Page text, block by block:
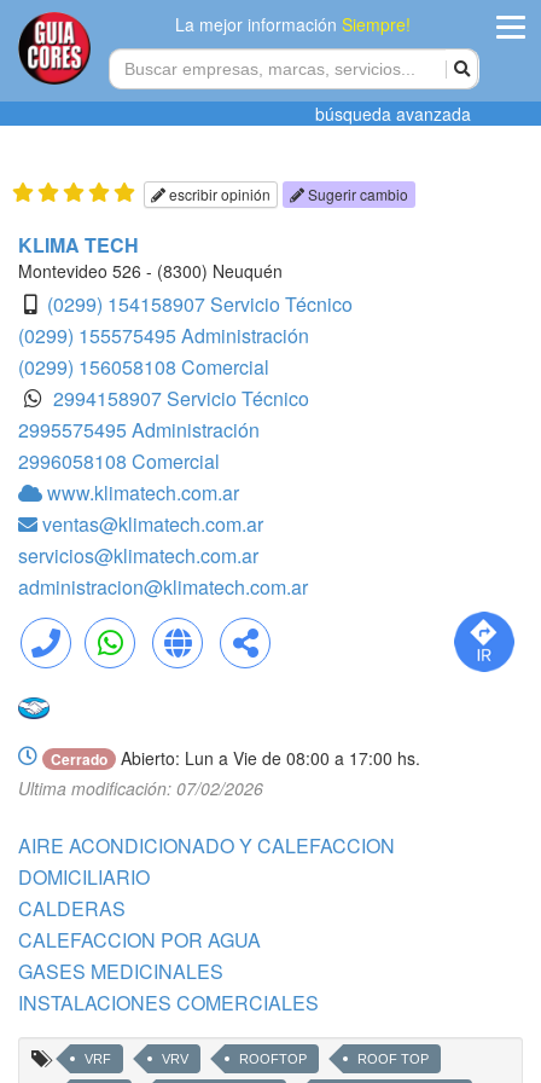
La mejor informaciónSiempre!
Agregar
búsqueda avanzada
escribir opinión Sugerir cambio
KLIMA TECH
Montevideo 526 - (8300) Neuquén
(0299) 154158907 Servicio Técnico
(0299) 155575495 Administración
(0299) 156058108 Comercial
2994158907 Servicio Técnico
2995575495 Administración
2996058108 Comercial
www.klimatech.com.ar
ventas@klimatech.com.ar
servicios@klimatech.com.ar
administracion@klimatech.com.ar
Llamar WhatsApp Web Compartir
Cerrado
Abierto: Lun a Vie de 08:00 a 17:00 hs.
Ultima modificación: 07/02/2026
AIRE ACONDICIONADO Y CALEFACCION
DOMICILIARIO
CALDERAS
CALEFACCION POR AGUA
GASES MEDICINALES
INSTALACIONES COMERCIALES
VRF VRV ROOFTOP ROOF TOP